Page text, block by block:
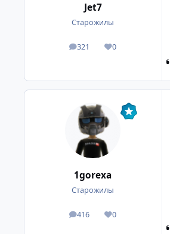
Jet7
Старожилы
321
посты 0
Репутация
1gorexa
Старожилы
416
посты 0
Репутация